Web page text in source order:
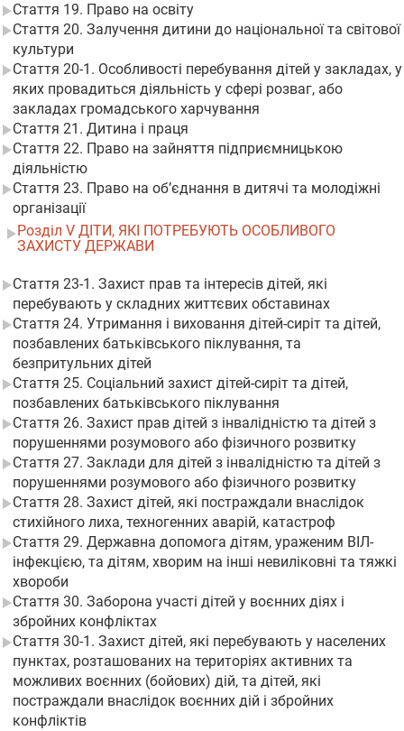
Стаття 19. Право на освіту
Стаття 20. Залучення дитини до національної та світової
культури
Стаття 20-1. Особливості перебування дітей у закладах, у
яких провадиться діяльність у сфері розваг, або
закладах громадського харчування
Стаття 21. Дитина і праця
Стаття 22. Право на зайняття підприємницькою
діяльністю
Стаття 23. Право на об’єднання в дитячі та молодіжні
організації
Розділ V ДІТИ, ЯКІ ПОТРЕБУЮТЬ ОСОБЛИВОГО
ЗАХИСТУ ДЕРЖАВИ
Стаття 23-1. Захист прав та інтересів дітей, які
перебувають у складних життєвих обставинах
Стаття 24. Утримання і виховання дітей-сиріт та дітей,
позбавлених батьківського піклування, та
безпритульних дітей
Стаття 25. Соціальний захист дітей-сиріт та дітей,
позбавлених батьківського піклування
Стаття 26. Захист прав дітей з інвалідністю та дітей з
порушеннями розумового або фізичного розвитку
Стаття 27. Заклади для дітей з інвалідністю та дітей з
порушеннями розумового або фізичного розвитку
Стаття 28. Захист дітей, які постраждали внаслідок
стихійного лиха, техногенних аварій, катастроф
Стаття 29. Державна допомога дітям, ураженим ВІЛ-
інфекцією, та дітям, хворим на інші невиліковні та тяжкі
хвороби
Стаття 30. Заборона участі дітей у воєнних діях і
збройних конфліктах
Стаття 30-1. Захист дітей, які перебувають у населених
пунктах, розташованих на територіях активних та
можливих воєнних (бойових) дій, та дітей, які
постраждали внаслідок воєнних дій і збройних
конфліктів